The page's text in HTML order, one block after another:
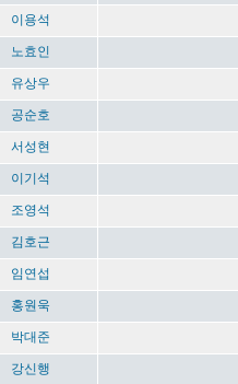
이용석
노효인
유상우
공순호
서성현
이기석
조영석
김호근
임연섭
홍원욱
박대준
강신행